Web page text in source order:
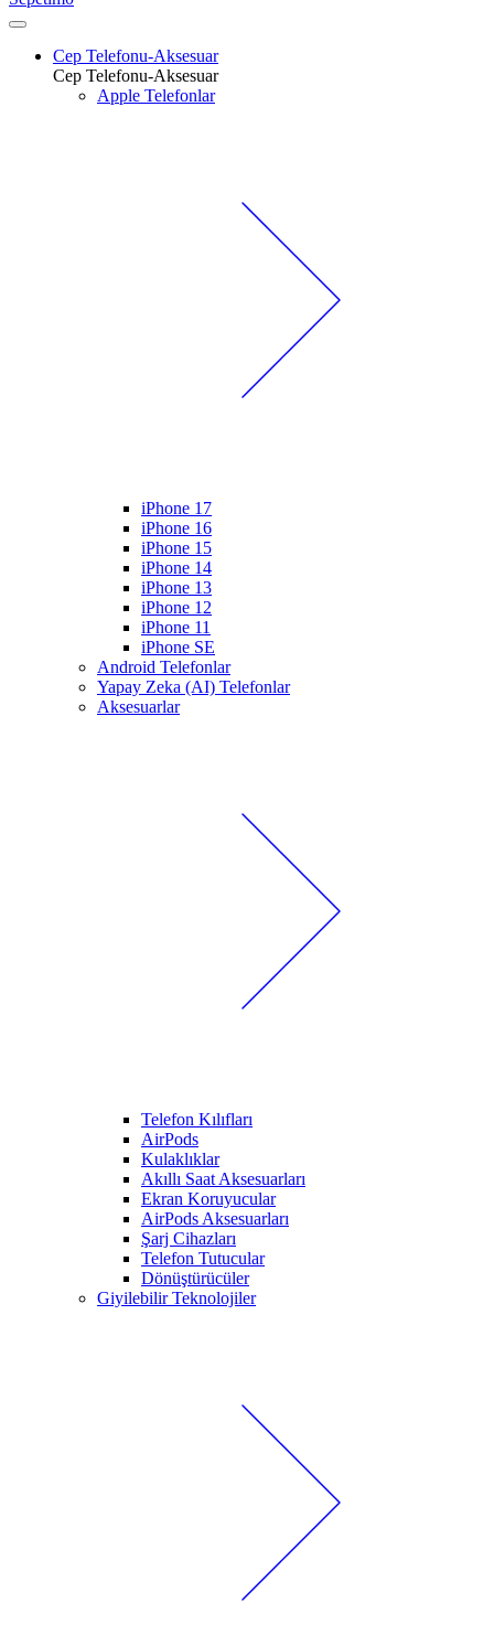
Cep Telefonu-Aksesuar
Cep Telefonu-Aksesuar
Apple Telefonlar
iPhone 17
iPhone 16
iPhone 15
iPhone 14
iPhone 13
iPhone 12
iPhone 11
iPhone SE
Android Telefonlar
Yapay Zeka (AI) Telefonlar
Aksesuarlar
Telefon Kılıfları
AirPods
Kulaklıklar
Akıllı Saat Aksesuarları
Ekran Koruyucular
AirPods Aksesuarları
Şarj Cihazları
Telefon Tutucular
Dönüştürücüler
Giyilebilir Teknolojiler